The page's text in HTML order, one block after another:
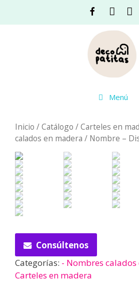
Facebook
Menú
Inicio /Catálogo /Carteles en
calados en madera / Nombre –
Consúltenos
Categorías: - Nombres
Carteles en madera